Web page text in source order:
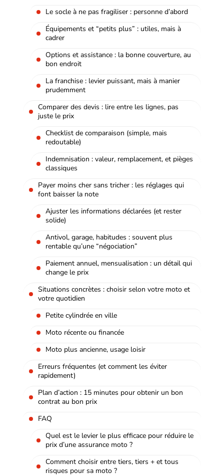
Le socle à ne pas fragiliser : personne d’abord
Équipements et “petits plus” : utiles, mais à
cadrer
Options et assistance : la bonne couverture, au
bon endroit
La franchise : levier puissant, mais à manier
prudemment
Comparer des devis : lire entre les lignes, pas
juste le prix
Checklist de comparaison (simple, mais
redoutable)
Indemnisation : valeur, remplacement, et pièges
classiques
Payer moins cher sans tricher : les réglages qui
font baisser la note
Ajuster les informations déclarées (et rester
solide)
Antivol, garage, habitudes : souvent plus
rentable qu’une “négociation”
Paiement annuel, mensualisation : un détail qui
change le prix
Situations concrètes : choisir selon votre moto et
votre quotidien
Petite cylindrée en ville
Moto récente ou financée
Moto plus ancienne, usage loisir
Erreurs fréquentes (et comment les éviter
rapidement)
Plan d’action : 15 minutes pour obtenir un bon
contrat au bon prix
FAQ
Quel est le levier le plus efficace pour réduire le
prix d’une assurance moto ?
Comment choisir entre tiers, tiers + et tous
risques pour sa moto ?